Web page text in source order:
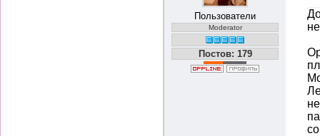
Пользователи
Moderator
Постов: 179